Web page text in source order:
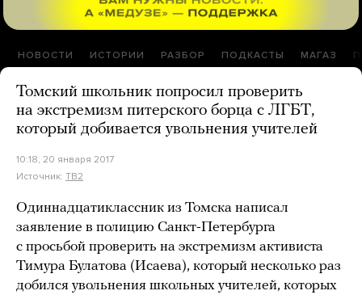
НОВОСТИ ИСТОРИИ РАЗБОР ПОДКАСТЫ МАГАЗ
Томский школьник попросил проверить
на экстремизм питерского борца с ЛГБТ,
который добивается увольнения учителей
10:18, 20 января 2017
Источник: ТВ2
Одиннадцатиклассник из Томска написал
заявление в полицию Санкт-Петербурга
с просьбой проверить на экстремизм активиста
Тимура Булатова (Исаева), который несколько раз
добился увольнения школьных учителей, которых